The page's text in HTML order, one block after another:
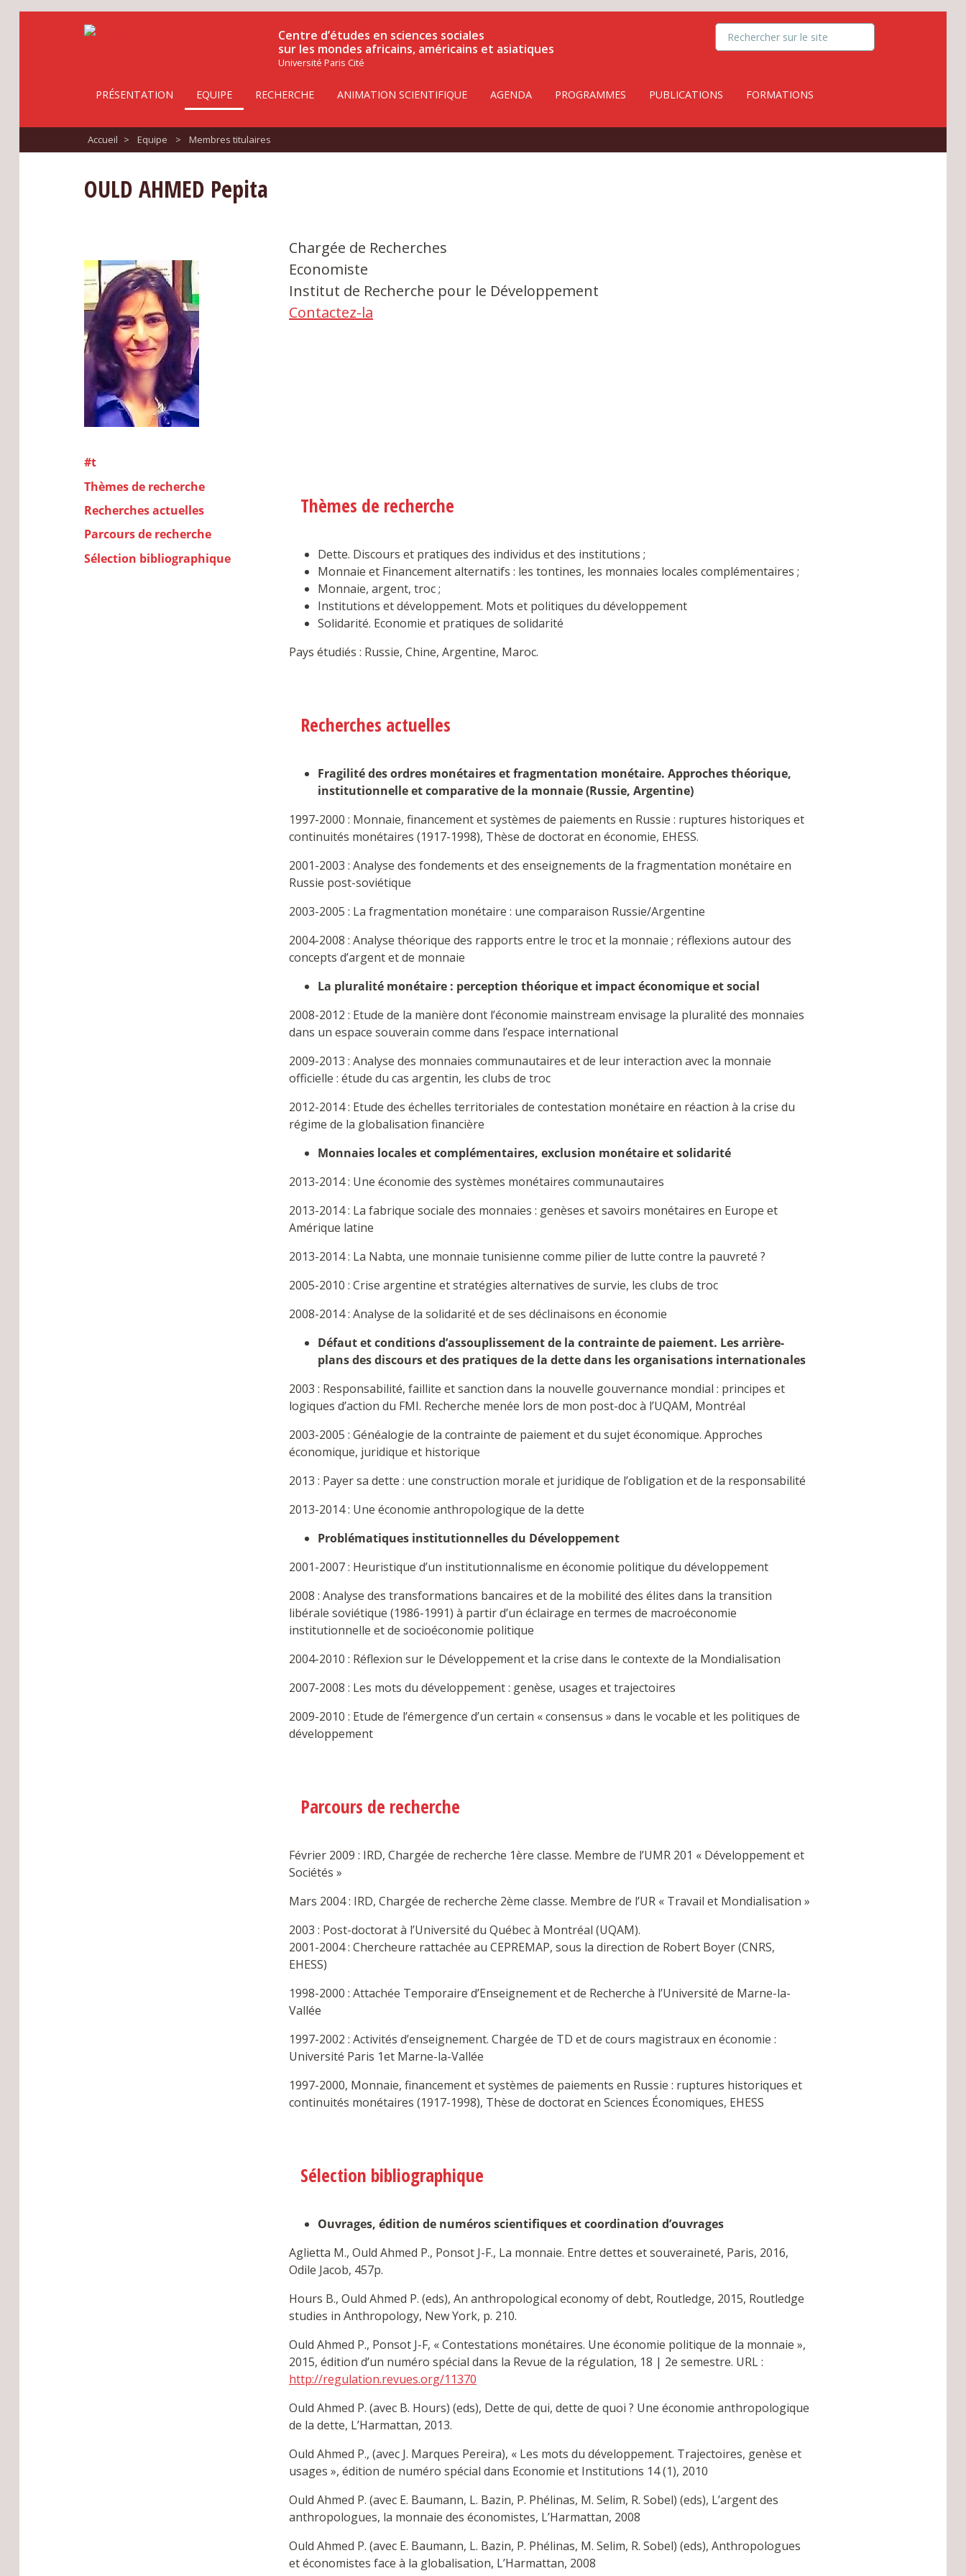
Centre d’études en sciences sociales
sur les mondes africains, américains et asiatiques
Université Paris Cité
PRÉSENTATION EQUIPE RECHERCHE ANIMATION SCIENTIFIQUE AGENDA PROGRAMMES PUBLICATIONS FORMATIONS
Accueil > Equipe > Membres titulaires
OULD AHMED Pepita
#t
Thèmes de recherche
Recherches actuelles
Parcours de recherche
Sélection bibliographique
Chargée de Recherches
Economiste
Institut de Recherche pour le Développement
Contactez-la
Thèmes de recherche
Dette. Discours et pratiques des individus et des institutions ;
Monnaie et Financement alternatifs : les tontines, les monnaies locales complémentaires ;
Monnaie, argent, troc ;
Institutions et développement. Mots et politiques du développement
Solidarité. Economie et pratiques de solidarité
Pays étudiés : Russie, Chine, Argentine, Maroc.
Recherches actuelles
Fragilité des ordres monétaires et fragmentation monétaire. Approches théorique,
institutionnelle et comparative de la monnaie (Russie, Argentine)
1997-2000 : Monnaie, financement et systèmes de paiements en Russie : ruptures historiques et
continuités monétaires (1917-1998), Thèse de doctorat en économie, EHESS.
2001-2003 : Analyse des fondements et des enseignements de la fragmentation monétaire en
Russie post-soviétique
2003-2005 : La fragmentation monétaire : une comparaison Russie/Argentine
2004-2008 : Analyse théorique des rapports entre le troc et la monnaie ; réflexions autour des
concepts d’argent et de monnaie
La pluralité monétaire : perception théorique et impact économique et social
2008-2012 : Etude de la manière dont l’économie mainstream envisage la pluralité des monnaies
dans un espace souverain comme dans l’espace international
2009-2013 : Analyse des monnaies communautaires et de leur interaction avec la monnaie
officielle : étude du cas argentin, les clubs de troc
2012-2014 : Etude des échelles territoriales de contestation monétaire en réaction à la crise du
régime de la globalisation financière
Monnaies locales et complémentaires, exclusion monétaire et solidarité
2013-2014 : Une économie des systèmes monétaires communautaires
2013-2014 : La fabrique sociale des monnaies : genèses et savoirs monétaires en Europe et
Amérique latine
2013-2014 : La Nabta, une monnaie tunisienne comme pilier de lutte contre la pauvreté ?
2005-2010 : Crise argentine et stratégies alternatives de survie, les clubs de troc
2008-2014 : Analyse de la solidarité et de ses déclinaisons en économie
Défaut et conditions d’assouplissement de la contrainte de paiement. Les arrière-
plans des discours et des pratiques de la dette dans les organisations internationales
2003 : Responsabilité, faillite et sanction dans la nouvelle gouvernance mondial : principes et
logiques d’action du FMI. Recherche menée lors de mon post-doc à l’UQAM, Montréal
2003-2005 : Généalogie de la contrainte de paiement et du sujet économique. Approches
économique, juridique et historique
2013 : Payer sa dette : une construction morale et juridique de l’obligation et de la responsabilité
2013-2014 : Une économie anthropologique de la dette
Problématiques institutionnelles du Développement
2001-2007 : Heuristique d’un institutionnalisme en économie politique du développement
2008 : Analyse des transformations bancaires et de la mobilité des élites dans la transition
libérale soviétique (1986-1991) à partir d’un éclairage en termes de macroéconomie
institutionnelle et de socioéconomie politique
2004-2010 : Réflexion sur le Développement et la crise dans le contexte de la Mondialisation
2007-2008 : Les mots du développement : genèse, usages et trajectoires
2009-2010 : Etude de l’émergence d’un certain « consensus » dans le vocable et les politiques de
développement
Parcours de recherche
Février 2009 : IRD, Chargée de recherche 1ère classe. Membre de l’UMR 201 « Développement et
Sociétés »
Mars 2004 : IRD, Chargée de recherche 2ème classe. Membre de l’UR « Travail et Mondialisation »
2003 : Post-doctorat à l’Université du Québec à Montréal (UQAM).
2001-2004 : Chercheure rattachée au CEPREMAP, sous la direction de Robert Boyer (CNRS,
EHESS)
1998-2000 : Attachée Temporaire d’Enseignement et de Recherche à l’Université de Marne-la-
Vallée
1997-2002 : Activités d’enseignement. Chargée de TD et de cours magistraux en économie :
Université Paris 1et Marne-la-Vallée
1997-2000, Monnaie, financement et systèmes de paiements en Russie : ruptures historiques et
continuités monétaires (1917-1998), Thèse de doctorat en Sciences Économiques, EHESS
Sélection bibliographique
Ouvrages, édition de numéros scientifiques et coordination d’ouvrages
Aglietta M., Ould Ahmed P., Ponsot J-F., La monnaie. Entre dettes et souveraineté, Paris, 2016,
Odile Jacob, 457p.
Hours B., Ould Ahmed P. (eds), An anthropological economy of debt, Routledge, 2015, Routledge
studies in Anthropology, New York, p. 210.
Ould Ahmed P., Ponsot J-F, « Contestations monétaires. Une économie politique de la monnaie »,
2015, édition d’un numéro spécial dans la Revue de la régulation, 18 | 2e semestre. URL :
http://regulation.revues.org/11370
Ould Ahmed P. (avec B. Hours) (eds), Dette de qui, dette de quoi ? Une économie anthropologique
de la dette, L’Harmattan, 2013.
Ould Ahmed P., (avec J. Marques Pereira), « Les mots du développement. Trajectoires, genèse et
usages », édition de numéro spécial dans Economie et Institutions 14 (1), 2010
Ould Ahmed P. (avec E. Baumann, L. Bazin, P. Phélinas, M. Selim, R. Sobel) (eds), L’argent des
anthropologues, la monnaie des économistes, L’Harmattan, 2008
Ould Ahmed P. (avec E. Baumann, L. Bazin, P. Phélinas, M. Selim, R. Sobel) (eds), Anthropologues
et économistes face à la globalisation, L’Harmattan, 2008